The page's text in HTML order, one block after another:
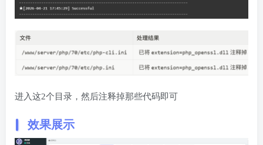
进入这2个目录，然后注释掉那些代码即可
效果展示